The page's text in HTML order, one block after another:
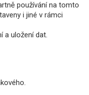
používání na tomto
i jiné v rámci
a uložení dat.